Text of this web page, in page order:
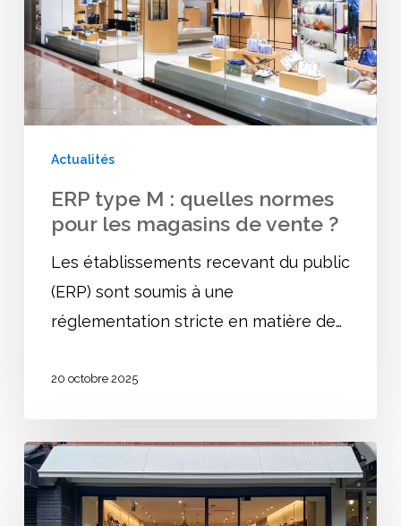
quelles
normes
pour
les
vente
Actualités
ERP type M : quelles normes
pour les magasins de vente ?
Les établissements recevant du public
(ERP) sont soumis à une
réglementation stricte en matière de…
20 octobre 2025
Réglementation
ERP
catégorie